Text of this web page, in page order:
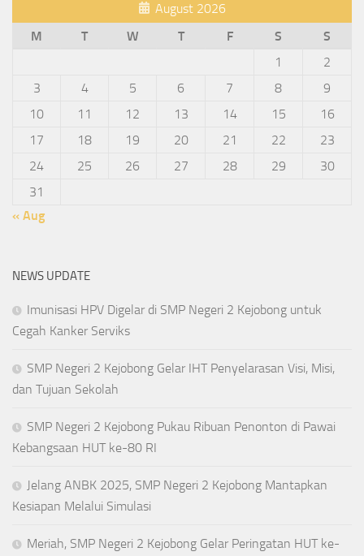
August 2026
M
T W T F S
S
1
2
3
4 5 6 7 8
9
10
11 12 13 14 15
16
17
18 19 20 21 22
23
24
25 26 27 28 29
30
31
« Aug
NEWS UPDATE
Imunisasi HPV Digelar di SMP Negeri 2 Kejobong untuk
Cegah Kanker Serviks
SMP Negeri 2 Kejobong Gelar IHT Penyelarasan Visi, Misi,
dan Tujuan Sekolah
SMP Negeri 2 Kejobong Pukau Ribuan Penonton di Pawai
Kebangsaan HUT ke-80 RI
Jelang ANBK 2025, SMP Negeri 2 Kejobong Mantapkan
Kesiapan Melalui Simulasi
Meriah, SMP Negeri 2 Kejobong Gelar Peringatan HUT ke-